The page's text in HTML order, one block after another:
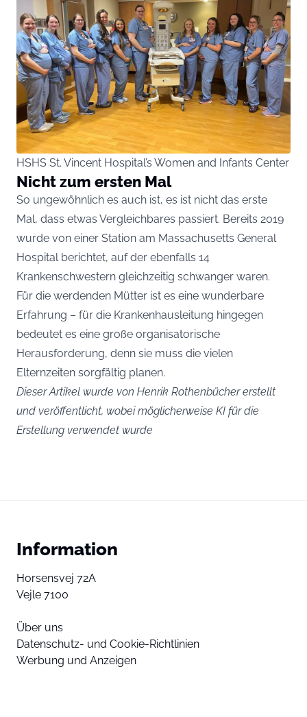
HSHS St. Vincent Hospital’s Women and Infants Center
Nicht zum ersten Mal
So ungewöhnlich es auch ist, es ist nicht das erste
Mal, dass etwas Vergleichbares passiert. Bereits 2019
wurde von einer Station am Massachusetts General
Hospital berichtet, auf der ebenfalls 14
Krankenschwestern gleichzeitig schwanger waren.
Für die werdenden Mütter ist es eine wunderbare
Erfahrung – für die Krankenhausleitung hingegen
bedeutet es eine große organisatorische
Herausforderung, denn sie muss die vielen
Elternzeiten sorgfältig planen.
Dieser Artikel wurde von Henrik Rothenbücher erstellt
und veröffentlicht, wobei möglicherweise KI für die
Erstellung verwendet wurde
Information
Horsensvej 72A
Vejle 7100
Über uns
Datenschutz- und Cookie-Richtlinien
Werbung und Anzeigen